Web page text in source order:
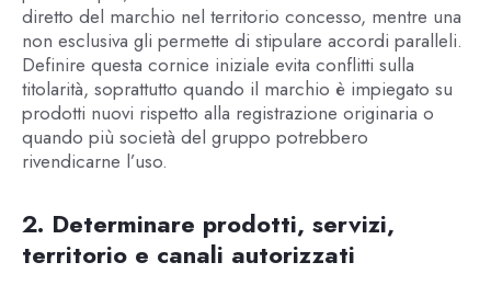
diretto del marchio nel territorio concesso, mentre una
non esclusiva gli permette di stipulare accordi paralleli.
Definire questa cornice iniziale evita conflitti sulla
titolarità, soprattutto quando il marchio è impiegato su
prodotti nuovi rispetto alla registrazione originaria o
quando più società del gruppo potrebbero
rivendicarne l’uso.
2. Determinare prodotti, servizi,
territorio e canali autorizzati